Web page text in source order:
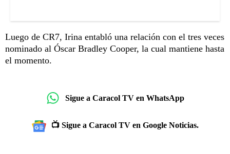
Luego de CR7, Irina entabló una relación con el tres veces
nominado al Óscar Bradley Cooper, la cual mantiene hasta
el momento.
Sigue a Caracol TV en WhatsApp
📺 Sigue a Caracol TV en Google Noticias.